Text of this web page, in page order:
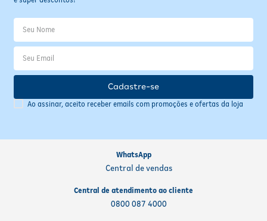
Ao assinar, aceito receber emails com promoções e ofertas da loja
Cadastre-se
WhatsApp
Central de vendas
Central de atendimento ao cliente
0800 087 4000